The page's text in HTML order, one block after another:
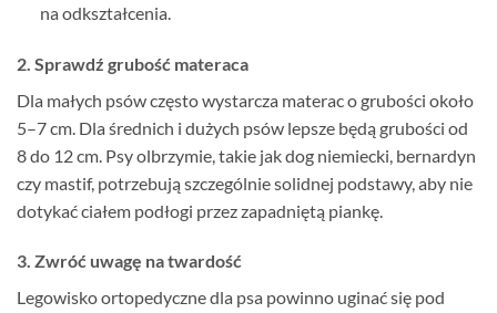
na odkształcenia.
2. Sprawdź grubość materaca
Dla małych psów często wystarcza materac o grubości około
5–7 cm. Dla średnich i dużych psów lepsze będą grubości od
8 do 12 cm. Psy olbrzymie, takie jak dog niemiecki, bernardyn
czy mastif, potrzebują szczególnie solidnej podstawy, aby nie
dotykać ciałem podłogi przez zapadniętą piankę.
3. Zwróć uwagę na twardość
Legowisko ortopedyczne dla psa powinno uginać się pod